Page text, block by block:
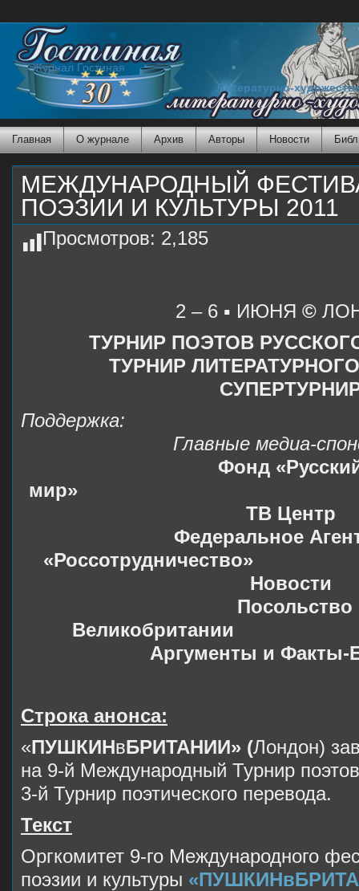
Журнал Гостиная
Литературно-
Главная О журнале Архив Авторы Новости
МЕЖДУНАРОДНЫЙ
ПОЭЗИИ И КУЛЬТУРЫ 2011
Просмотров: 2,185
2 – 6 ▪ ИЮНЯ ©
ТУРНИР ПОЭТОВ
ТУРНИР
Поддержка:
Главные медиа-
Фонд
мир»
ТВ Центр
Федеральное
«Россотрудничество»
Новости
Посольство
Великобритании
Аргументы и Факты-
Строка анонса:
«ПУШКИНвБРИТАНИИ» (Лондон)
на 9-й Международный Турнир
3-й Турнир поэтического перевода.
Текст
Оргкомитет 9-го Международного
поэзии и культуры «ПУШКИНв